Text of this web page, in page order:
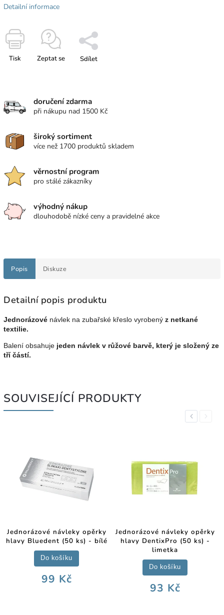
Detailní informace
Tisk Zeptat se Sdílet
doručení zdarma
při nákupu nad 1500 Kč
široký sortiment
více než 1700 produktů skladem
věrnostní program
pro stálé zákazníky
výhodný nákup
dlouhodobě nízké ceny a pravidelné akce
Popis Diskuze
Detailní popis produktu
Jednorázové návlek na zubařské křeslo vyrobený z netkané
textilie.
Balení obsahuje jeden návlek v růžové barvě, který je složený ze
tří částí.
SOUVISEJÍCÍ PRODUKTY
Previous
Jednorázové návleky opěrky
hlavy Bluedent (50 ks) - bílé
99 Kč
Do košíku
Jednorázové návleky opěrky
hlavy DentixPro (50 ks) -
limetka
93 Kč
Do košíku
Next